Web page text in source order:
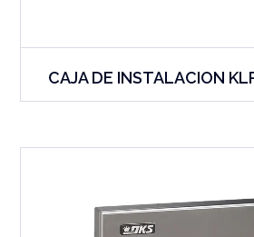
CAJA DE INSTALACION